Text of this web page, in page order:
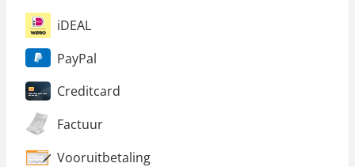
iDEAL
PayPal
Creditcard
Factuur
Vooruitbetaling